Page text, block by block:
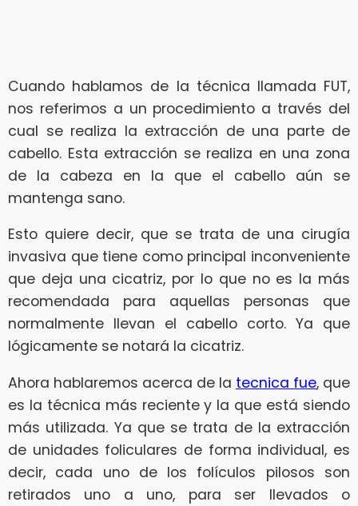
Cuando hablamos de la técnica llamada FUT,
nos referimos a un procedimiento a través del
cual se realiza la extracción de una parte de
cabello. Esta extracción se realiza en una zona
de la cabeza en la que el cabello aún se
mantenga sano.
Esto quiere decir, que se trata de una cirugía
invasiva que tiene como principal inconveniente
que deja una cicatriz, por lo que no es la más
recomendada para aquellas personas que
normalmente llevan el cabello corto. Ya que
lógicamente se notará la cicatriz.
Ahora hablaremos acerca de la tecnica fue, que
es la técnica más reciente y la que está siendo
más utilizada. Ya que se trata de la extracción
de unidades foliculares de forma individual, es
decir, cada uno de los folículos pilosos son
retirados uno a uno, para ser llevados o